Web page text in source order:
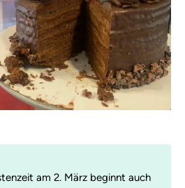
am 2. März beginnt auch